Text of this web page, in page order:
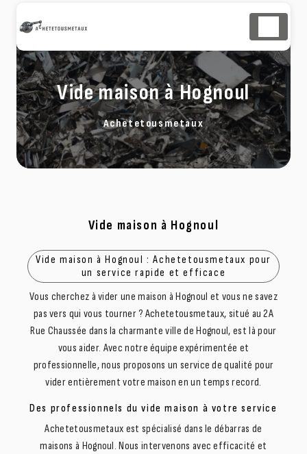
Vide maison à Hognoul
Achetetousmetaux
Vide maison à Hognoul
Vide maison à Hognoul : Achetetousmetaux pour
un service rapide et efficace
Vous cherchez à vider une maison à Hognoul et vous ne savez
pas vers qui vous tourner ? Achetetousmetaux, situé au 2A
Rue Chaussée dans la charmante ville de Hognoul, est là pour
vous aider. Avec notre équipe expérimentée et
professionnelle, nous proposons un service de qualité pour
vider entièrement votre maison en un temps record.
Des professionnels du vide maison à votre service
Achetetousmetaux est spécialisé dans le débarras de
maisons à Hognoul. Nous intervenons avec efficacité et